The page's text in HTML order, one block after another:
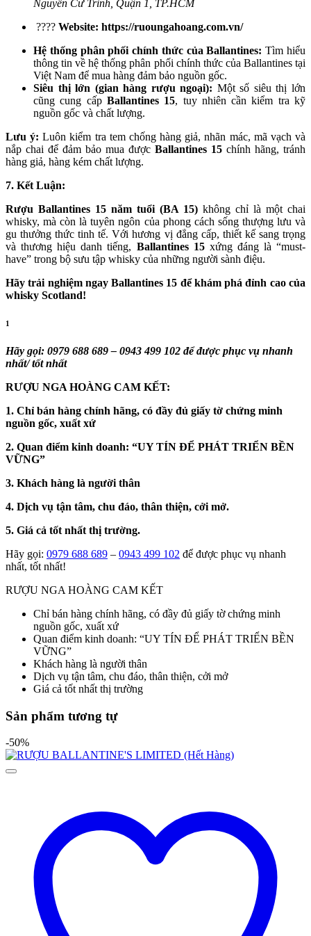
Nguyễn Cư Trinh, Quận 1, TP.HCM
???? Website: https://ruoungahoang.com.vn/
Hệ thống phân phối chính thức của Ballantines: Tìm hiểu
thông tin về hệ thống phân phối chính thức của Ballantines tại
Việt Nam để mua hàng đảm bảo nguồn gốc.
Siêu thị lớn (gian hàng rượu ngoại): Một số siêu thị lớn
cũng cung cấp Ballantines 15, tuy nhiên cần kiểm tra kỹ
nguồn gốc và chất lượng.
Lưu ý: Luôn kiểm tra tem chống hàng giả, nhãn mác, mã vạch và
nắp chai để đảm bảo mua được Ballantines 15 chính hãng, tránh
hàng giả, hàng kém chất lượng.
7. Kết Luận:
Rượu Ballantines 15 năm tuổi (BA 15) không chỉ là một chai
whisky, mà còn là tuyên ngôn của phong cách sống thượng lưu và
gu thưởng thức tinh tế. Với hương vị đẳng cấp, thiết kế sang trọng
và thương hiệu danh tiếng, Ballantines 15xứng đáng là “must-
have” trong bộ sưu tập whisky của những người sành điệu.
Hãy trải nghiệm ngay Ballantines 15 để khám phá đỉnh cao của
whisky Scotland!
1
Hãy gọi: 0979 688 689 – 0943 499 102 để được phục vụ nhanh
nhất/ tốt nhất
RƯỢU NGA HOÀNG CAM KẾT:
1. Chỉ bán hàng chính hãng, có đầy đủ giấy tờ chứng minh
nguồn gốc, xuất xứ
2. Quan điểm kinh doanh: “UY TÍN ĐỂ PHÁT TRIỂN BỀN
VỮNG”
3. Khách hàng là người thân
4. Dịch vụ tận tâm, chu đáo, thân thiện, cởi mở.
5. Giá cả tốt nhất thị trường.
Hãy gọi: 0979 688 689 – 0943 499 102 để được phục vụ nhanh
nhất, tốt nhất!
RƯỢU NGA HOÀNG CAM KẾT
Chỉ bán hàng chính hãng, có đầy đủ giấy tờ chứng minh
nguồn gốc, xuất xứ
Quan điểm kinh doanh: “UY TÍN ĐỂ PHÁT TRIỂN BỀN
VỮNG”
Khách hàng là người thân
Dịch vụ tận tâm, chu đáo, thân thiện, cởi mở
Giá cả tốt nhất thị trường
Sản phẩm tương tự
-50%